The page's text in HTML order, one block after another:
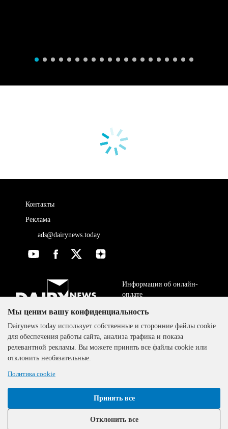
Контакты
Реклама
ads@dairynews.today
The DairyNews, все права
защищены, 2000-2024
Информация об онлайн-
оплате
ДОГОВОР-ОФЕРТА
Политика
конфиденциальности
Мы ценим вашу конфиденциальность
Dairynews.today использует собственные и сторонние файлы cookie
для обеспечения работы сайта, анализа трафика и показа
релевантной рекламы. Вы можете принять все файлы cookie или
отклонить необязательные.
Политика cookie
Принять все
Отклонить все